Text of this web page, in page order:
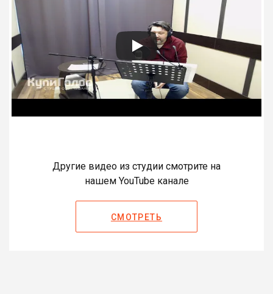
Другие видео из студии смотрите на
нашем YouTube канале
СМОТРЕТЬ